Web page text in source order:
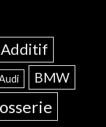
Additif
BMW